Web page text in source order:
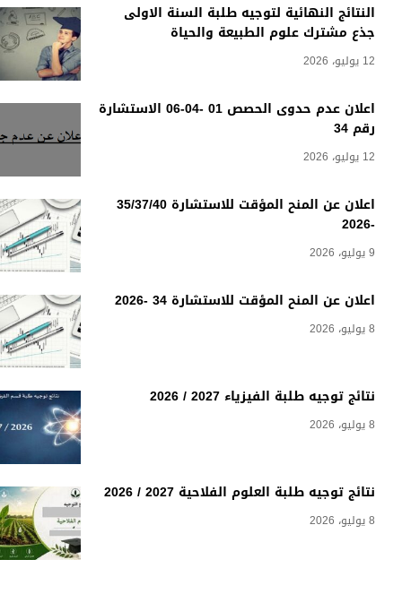
النتائج النهائية لتوجيه طلبة السنة الاولى
جذع مشترك علوم الطبيعة والحياة
12 يوليو، 2026
اعلان عدم حدوى الحصص 01 -04-06 الاستشارة
رقم 34
12 يوليو، 2026
اعلان عن المنح المؤقت للاستشارة 35/37/40
-2026
9 يوليو، 2026
اعلان عن المنح المؤقت للاستشارة 34 -2026
8 يوليو، 2026
نتائج توجيه طلبة الفيزياء 2027 / 2026
8 يوليو، 2026
نتائج توجيه طلبة العلوم الفلاحية 2027 / 2026
8 يوليو، 2026